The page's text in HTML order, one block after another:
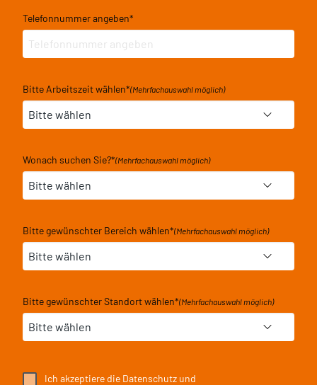
Telefonnummer angeben*
Bitte Arbeitszeit wählen*(Mehrfachauswahl möglich)
Wonach suchen Sie?*(Mehrfachauswahl möglich)
Bitte gewünschter Bereich wählen*(Mehrfachauswahl möglich)
Bitte gewünschter Standort wählen*(Mehrfachauswahl möglich)
Ich akzeptiere die Datenschutz und